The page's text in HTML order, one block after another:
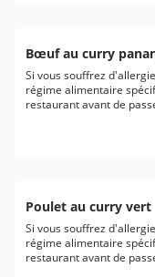
Bœuf au curry
Si vous souffrez
régime alimentaire
restaurant avant de
Poulet au curry vert
Si vous souffrez
régime alimentaire
restaurant avant de